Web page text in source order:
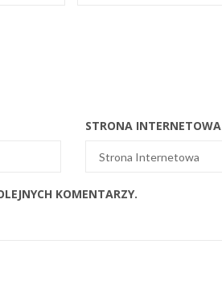
STRONA INTERNETOWA
KOMENTARZY.